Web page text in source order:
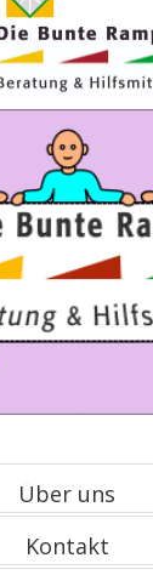
Über uns
Kontakt